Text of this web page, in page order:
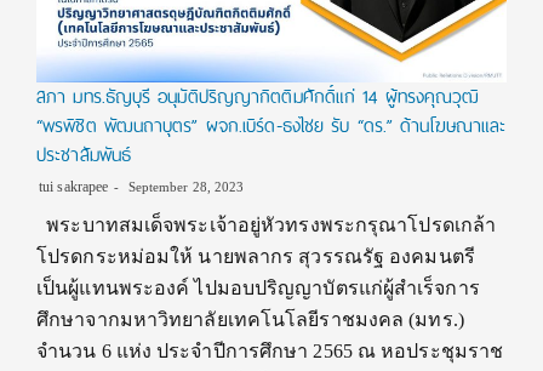
สภา มทร.ธัญบุรี อนุมัติปริญญากิตติมศักดิ์แก่ 14 ผู้ทรงคุณวุฒิ
“พรพิชิต พัฒนถาบุตร” ผจก.เบิร์ด-ธงไชย รับ “ดร.” ด้านโฆษณาและ
ประชาสัมพันธ์
tui sakrapee September 28, 2023
พระบาทสมเด็จพระเจ้าอยู่หัวทรงพระกรุณาโปรดเกล้า
โปรดกระหม่อมให้ นายพลากร สุวรรณรัฐ องคมนตรี
เป็นผู้แทนพระองค์ ไปมอบปริญญาบัตรแก่ผู้สำเร็จการ
ศึกษาจากมหาวิทยาลัยเทคโนโลยีราชมงคล (มทร.)
จำนวน 6 แห่ง ประจำปีการศึกษา 2565 ณ หอประชุมราช